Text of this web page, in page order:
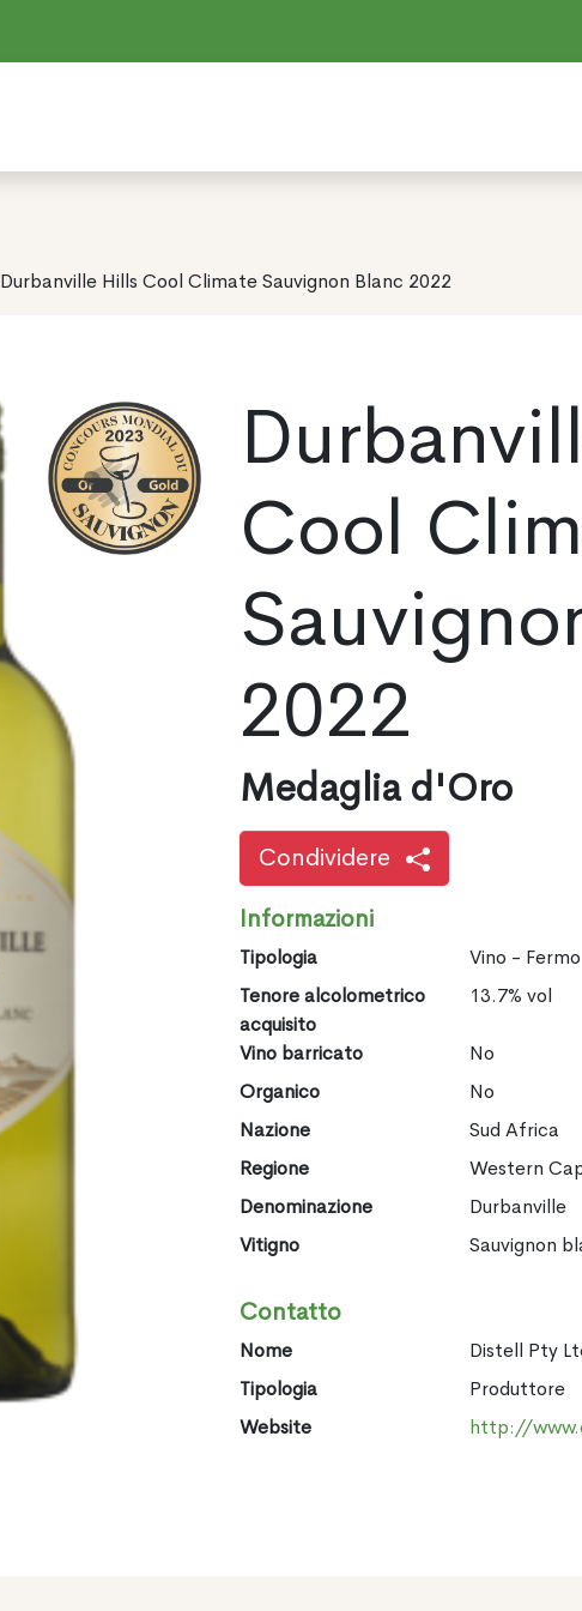
Durbanville Hills Cool Climate Sauvignon Blanc 2022
Cool
2022
Medaglia d'Oro
Condividere
Informazioni
Tipologia
Vino - Fermo
Tenore alcolometrico
acquisito
13.7% vol
Vino barricato
No
Organico
No
Nazione
Sud Africa
Regione
Western
Denominazione
Durbanville
Vitigno
Sauvignon
Contatto
Nome
Distell Pty
Tipologia
Produttore
Website
http://